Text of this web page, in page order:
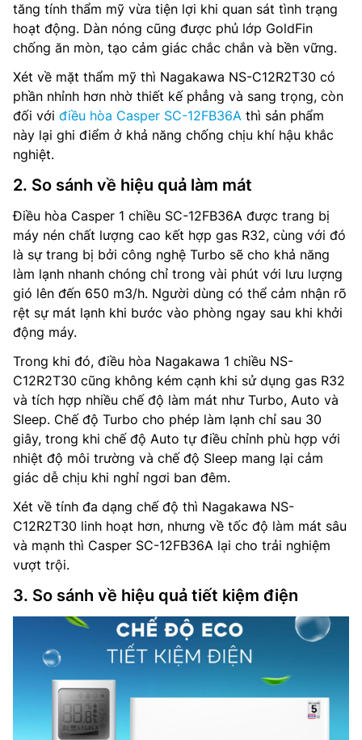
tăng tính thẩm mỹ vừa tiện lợi khi quan sát tình trạng
hoạt động. Dàn nóng cũng được phủ lớp GoldFin
chống ăn mòn, tạo cảm giác chắc chắn và bền vững.
Xét về mặt thẩm mỹ thì Nagakawa NS-C12R2T30 có
phần nhỉnh hơn nhờ thiết kế phẳng và sang trọng, còn
đối với điều hòa Casper SC-12FB36A thì sản phẩm
này lại ghi điểm ở khả năng chống chịu khí hậu khắc
nghiệt.
2. So sánh về hiệu quả làm mát
Điều hòa Casper 1 chiều SC-12FB36A được trang bị
máy nén chất lượng cao kết hợp gas R32, cùng với đó
là sự trang bị bởi công nghệ Turbo sẽ cho khả năng
làm lạnh nhanh chóng chỉ trong vài phút với lưu lượng
gió lên đến 650 m3/h. Người dùng có thể cảm nhận rõ
rệt sự mát lạnh khi bước vào phòng ngay sau khi khởi
động máy.
Trong khi đó, điều hòa Nagakawa 1 chiều NS-
C12R2T30 cũng không kém cạnh khi sử dụng gas R32
và tích hợp nhiều chế độ làm mát như Turbo, Auto và
Sleep. Chế độ Turbo cho phép làm lạnh chỉ sau 30
giây, trong khi chế độ Auto tự điều chỉnh phù hợp với
nhiệt độ môi trường và chế độ Sleep mang lại cảm
giác dễ chịu khi nghỉ ngơi ban đêm.
Xét về tính đa dạng chế độ thì Nagakawa NS-
C12R2T30 linh hoạt hơn, nhưng về tốc độ làm mát sâu
và mạnh thì Casper SC-12FB36A lại cho trải nghiệm
vượt trội.
3. So sánh về hiệu quả tiết kiệm điện